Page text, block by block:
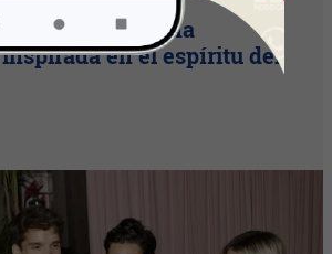
verano con una
en el espíritu del